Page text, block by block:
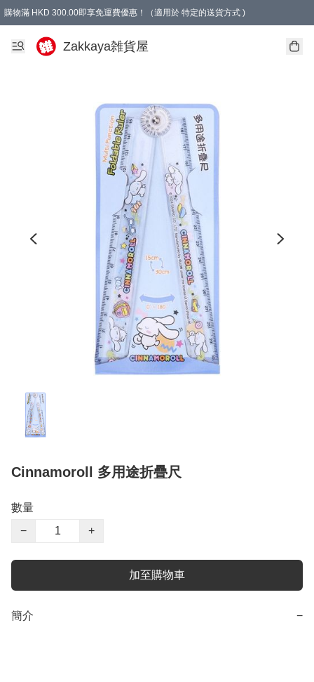
購物滿 HKD 300.00即享免運費優惠！（適用於 特定的送貨方式 )
Zakkaya雑貨屋
Cinnamoroll 多用途折疊尺
數量
−
+
加至購物車
簡介 −